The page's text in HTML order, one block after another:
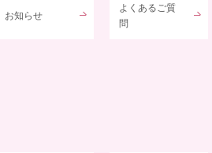
お知らせ
よくあるご質
問